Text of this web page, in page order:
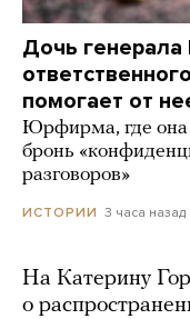
Дочь генерала
помогает от
Юрфирма, где она
бронь
разговоров»
ИСТОРИИ 3 часа назад
На Катерину
о